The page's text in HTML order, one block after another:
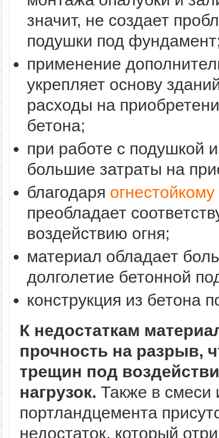
значит, не создает
подушки под
применение
укрепляет основу
расходы на
бетона;
при работе с подушкой
большие затраты на
благодаря
преобладает
воздействию огня;
материал обладает
долголетие бетонной
конструкция из бетона
К недостаткам
прочность на разрыв,
трещин под
нагрузок. Также в смеси
портландцемента
недостаток, который